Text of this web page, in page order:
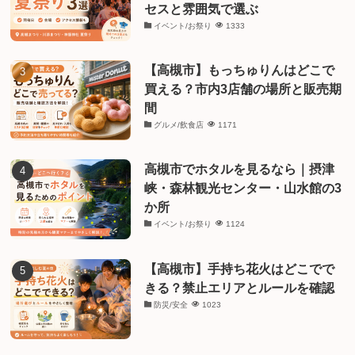
セスと雰囲気で選ぶ
イベント/お祭り 1333
【高槻市】もっちゅりんはどこで
買える？市内3店舗の場所と販売期
間
グルメ/飲食店 1171
高槻市でホタルを見るなら｜摂津
峡・森林観光センター・山水館の3
か所
イベント/お祭り 1124
【高槻市】手持ち花火はどこでで
きる？禁止エリアとルールを確認
防災/安全 1023